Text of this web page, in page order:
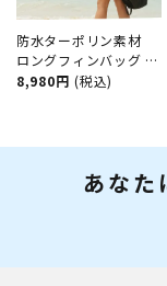
防水ターポリン素材
ロングフィンバッグ ヘ
レイワホ/HeleiWaho
8,980円 (税込)
あなた